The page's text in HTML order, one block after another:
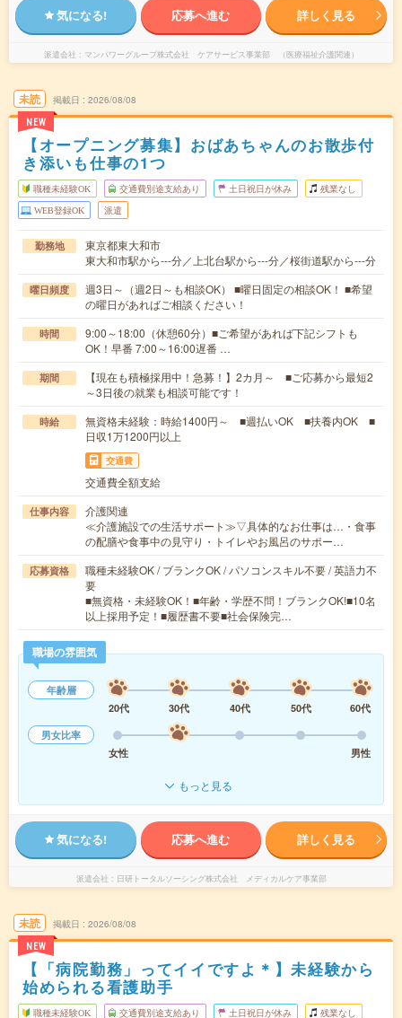
気になる! 応募へ進む 詳しく見る
派遣会社 マンパワーグループ株式会社 ケアサービス事業部 （医療福祉介護関連）
未読
NEW
掲載日 2026/08/08
【オープニング募集】おばあちゃんのお散歩付
き添いも仕事の1つ
職種未経験OK 交通費別途支給あり 土日祝日が休み 残業なし
WEB登録OK 派遣
勤務地
東京都東大和市
東大和市駅から---分／上北台駅から---分／桜街道駅から---分
曜日頻度
週3日～（週2日～も相談OK） ■曜日固定の相談OK！ ■希望
の曜日があればご相談ください！
時間
9:00～18:00（休憩60分）■ご希望があれば下記シフトも
OK！早番 7:00～16:00遅番 …
期間
【現在も積極採用中！急募！】2カ月～ ■ご応募から最短2
～3日後の就業も相談可能です！
時給
無資格未経験：時給1400円～ ■週払いOK ■扶養内OK ■
日収1万1200円以上
交通費
交通費全額支給
仕事内容
介護関連
≪介護施設での生活サポート≫▽具体的なお仕事は…・食事
の配膳や食事中の見守り・トイレやお風呂のサポー…
応募資格
職種未経験OK / ブランクOK / パソコンスキル不要 / 英語力不
要
■無資格・未経験OK！■年齢・学歴不問！ブランクOK!■10名
以上採用予定！■履歴書不要■社会保険完…
職場の雰囲気
年齢層
20代
30代 40代 50代
60代
男女比率
女性
男性
もっと見る
気になる! 応募へ進む 詳しく見る
派遣会社 日研トータルソーシング株式会社 メディカルケア事業部
未読
NEW
掲載日 2026/08/08
【「病院勤務」ってイイですよ＊】未経験から
始められる看護助手
職種未経験OK 交通費別途支給あり 土日祝日が休み 残業なし